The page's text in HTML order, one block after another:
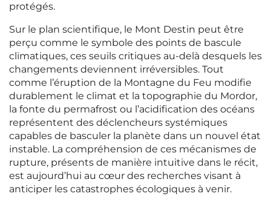
protégés.
Sur le plan scientifique, le Mont Destin peut être
perçu comme le symbole des points de bascule
climatiques, ces seuils critiques au-delà desquels les
changements deviennent irréversibles. Tout
comme l’éruption de la Montagne du Feu modifie
durablement le climat et la topographie du Mordor,
la fonte du permafrost ou l’acidification des océans
représentent des déclencheurs systémiques
capables de basculer la planète dans un nouvel état
instable. La compréhension de ces mécanismes de
rupture, présents de manière intuitive dans le récit,
est aujourd’hui au cœur des recherches visant à
anticiper les catastrophes écologiques à venir.